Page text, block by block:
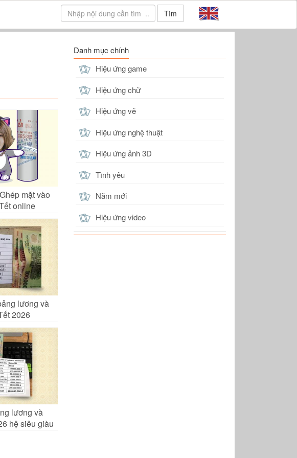
Tìm
mặt vào
online
lương và
2026
lương và
hệ siêu giàu
Danh mục chính
Hiệu ứng game
Hiệu ứng chữ
Hiệu ứng vẽ
Hiệu ứng nghệ thuật
Hiệu ứng ảnh 3D
Tình yêu
Năm mới
Hiệu ứng video